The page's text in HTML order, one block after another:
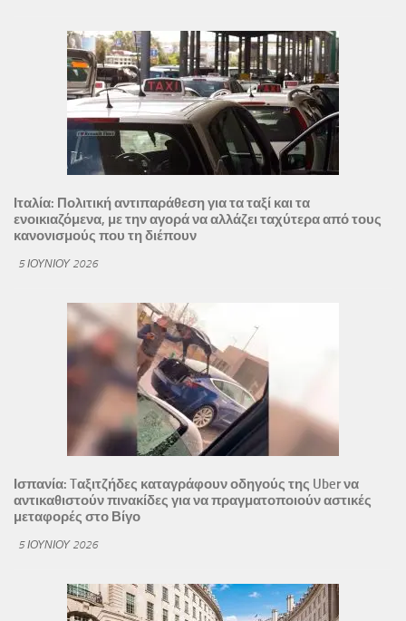
Ιταλία: Πολιτική αντιπαράθεση για τα ταξί και τα
ενοικιαζόμενα, με την αγορά να αλλάζει ταχύτερα από τους
κανονισμούς που τη διέπουν
5 ΙΟΥΝΊΟΥ 2026
Ισπανία: Tαξιτζήδες καταγράφουν οδηγούς της Uber να
αντικαθιστούν πινακίδες για να πραγματοποιούν αστικές
μεταφορές στο Βίγο
5 ΙΟΥΝΊΟΥ 2026